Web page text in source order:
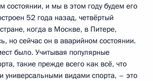
состоянии, и мы в этом году будем его
52 года назад, четвёртый
когда в Москве, в Питере,
но сейчас он в аварийном состоянии.
было. Учитывая популярные
такие прежде всего как всё, что
универсальными видами спорта, – это